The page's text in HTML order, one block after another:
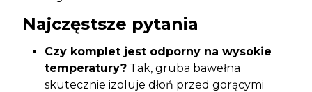
Najczęstsze pytania
Czy komplet jest odporny na wysokie
temperatury? Tak, gruba bawełna
skutecznie izoluje dłoń przed gorącymi